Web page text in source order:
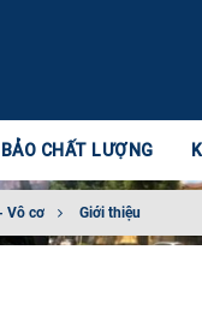
CHẤT LƯỢNG
Vô cơ Giới thiệu